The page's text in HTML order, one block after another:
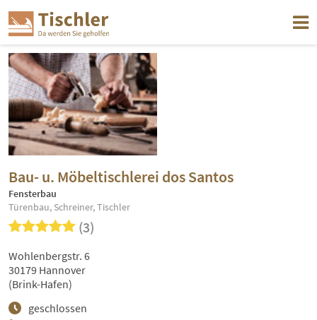
Bau- u. Möbeltischlerei dos Santos
Fensterbau
Türenbau, Schreiner, Tischler
(3)
geschlossen
Wohlenbergstr. 6
30179 Hannover
(Brink-Hafen)